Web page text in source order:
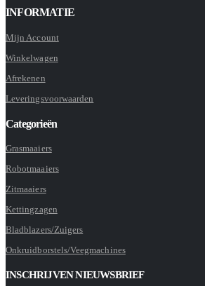
INFORMATIE
Mijn Account
Winkelwagen
Afrekenen
Leveringsvoorwaarden
Categorieën
Grasmaaiers
Robotmaaiers
Zitmaaiers
Kettingzagen
Bladblazers/Zuigers
Onkruidborstels/Veegmachines
INSCHRIJVEN NIEUWSBRIEF